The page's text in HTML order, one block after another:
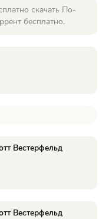
скачать По-
бесплатно.
Вестерфельд
Вестерфельд